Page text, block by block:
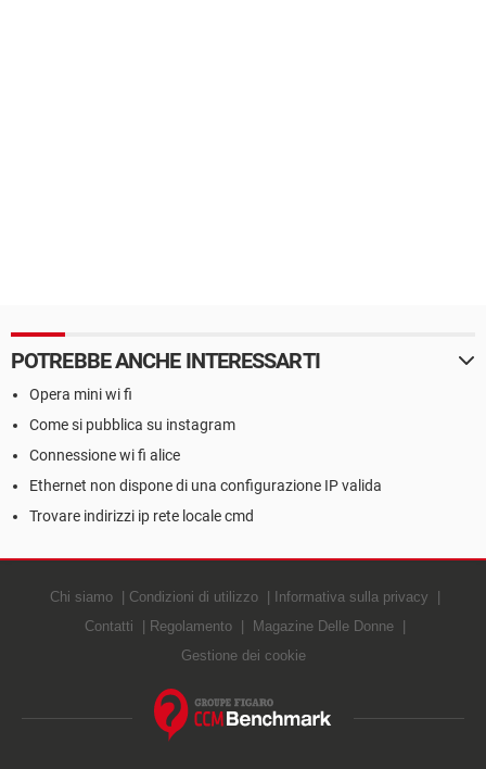
POTREBBE ANCHE INTERESSARTI
Opera mini wi fi
Come si pubblica su instagram
Connessione wi fi alice
Ethernet non dispone di una configurazione IP valida
Trovare indirizzi ip rete locale cmd
Chi siamo Condizioni di utilizzo
Informativa sulla privacy
Contatti
Regolamento
Magazine Delle Donne
Gestione dei cookie